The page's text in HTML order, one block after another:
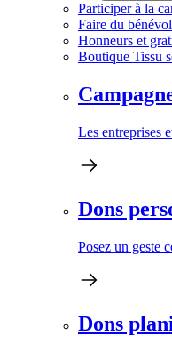
Participer à la
Faire du
Honneurs et
Boutique Tissu
Les entreprises
Dons
Posez un geste
Dons